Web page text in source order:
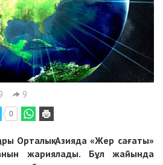
9
0
Орталық Азияда «Жер сағаты»
жариялады. Бұл жайында